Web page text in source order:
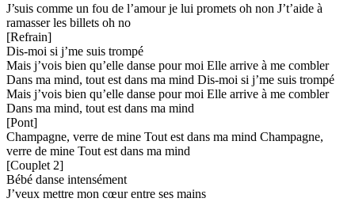
J’suis comme un fou de l’amour je lui promets oh non J’t’aide à
ramasser les billets oh no
[Refrain]
Dis-moi si j’me suis trompé
Mais j’vois bien qu’elle danse pour moi Elle arrive à me combler
Dans ma mind, tout est dans ma mind Dis-moi si j’me suis trompé
Mais j’vois bien qu’elle danse pour moi Elle arrive à me combler
Dans ma mind, tout est dans ma mind
[Pont]
Champagne, verre de mine Tout est dans ma mind Champagne,
verre de mine Tout est dans ma mind
[Couplet 2]
Bébé danse intensément
J’veux mettre mon cœur entre ses mains